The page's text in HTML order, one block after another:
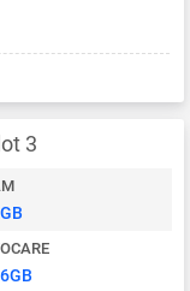
3